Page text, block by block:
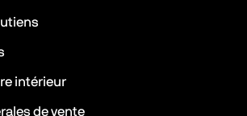
intérieur
de vente